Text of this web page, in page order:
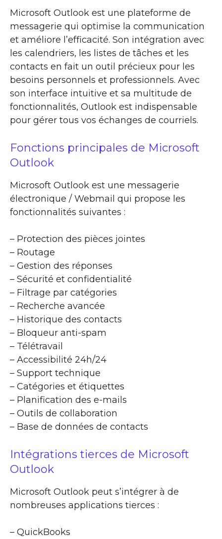
Microsoft Outlook est une plateforme de
messagerie qui optimise la communication
et améliore l’efficacité. Son intégration avec
les calendriers, les listes de tâches et les
contacts en fait un outil précieux pour les
besoins personnels et professionnels. Avec
son interface intuitive et sa multitude de
fonctionnalités, Outlook est indispensable
pour gérer tous vos échanges de courriels.
Fonctions principales de Microsoft
Outlook
Microsoft Outlook est une messagerie
électronique / Webmail qui propose les
fonctionnalités suivantes :
– Protection des pièces jointes
– Routage
– Gestion des réponses
– Sécurité et confidentialité
– Filtrage par catégories
– Recherche avancée
– Historique des contacts
– Bloqueur anti-spam
– Télétravail
– Accessibilité 24h/24
– Support technique
– Catégories et étiquettes
– Planification des e-mails
– Outils de collaboration
– Base de données de contacts
Intégrations tierces de Microsoft
Outlook
Microsoft Outlook peut s’intégrer à de
nombreuses applications tierces :
– QuickBooks